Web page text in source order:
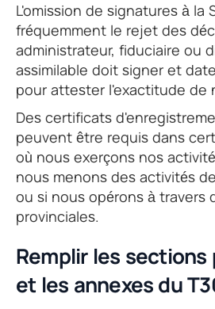
L'omission de signatures à la
fréquemment le rejet des
administrateur, fiduciaire ou
assimilable doit signer et
pour attester l'exactitude de
Des certificats
peuvent être requis dans
où nous exerçons nos
nous menons des activités
ou si nous opérons à travers
provinciales.
Remplir les sections
et les annexes du